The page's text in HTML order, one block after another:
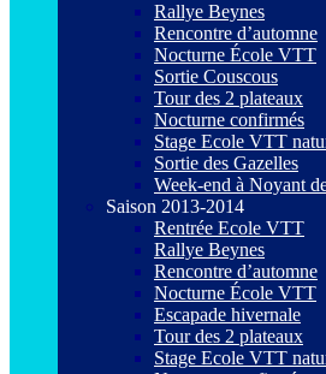
Rallye Beynes
Rencontre d’automne
Nocturne École VTT
Sortie Couscous
Tour des 2 plateaux
Nocturne confirmés
Stage Ecole VTT
Sortie des Gazelles
Week-end à Noyant
Saison 2013-2014
Rentrée Ecole VTT
Rallye Beynes
Rencontre d’automne
Nocturne École VTT
Escapade hivernale
Tour des 2 plateaux
Stage Ecole VTT